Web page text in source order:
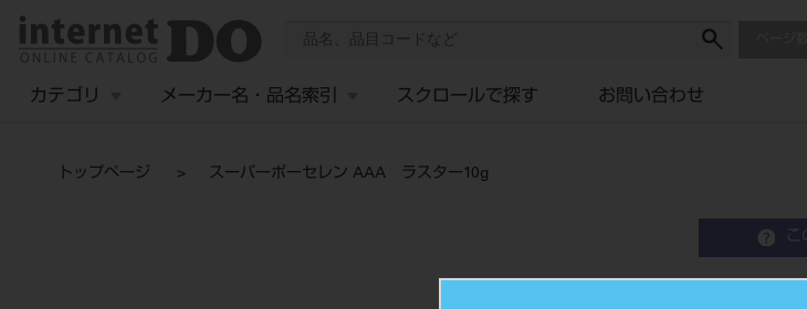
カテゴリ メーカー名・品名索引 スクロールで探す お問い合わせ
トップページ スーパーポーセレン AAA ラスター10g
こ
スーパ